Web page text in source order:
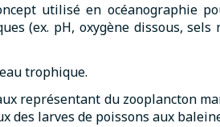
utilisé en océanographie
(ex. pH, oxygène dissous,
trophique.
représentant du zooplancton
des larves de poissons aux